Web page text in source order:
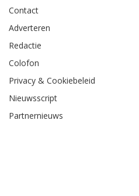
Contact
Adverteren
Redactie
Colofon
Privacy & Cookiebeleid
Nieuwsscript
Partnernieuws